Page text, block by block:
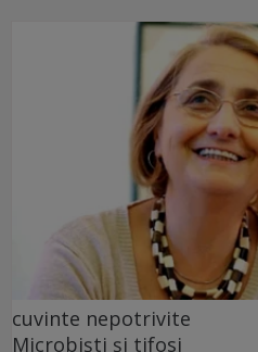
cuvinte nepotrivite
Microbiști și tifosi